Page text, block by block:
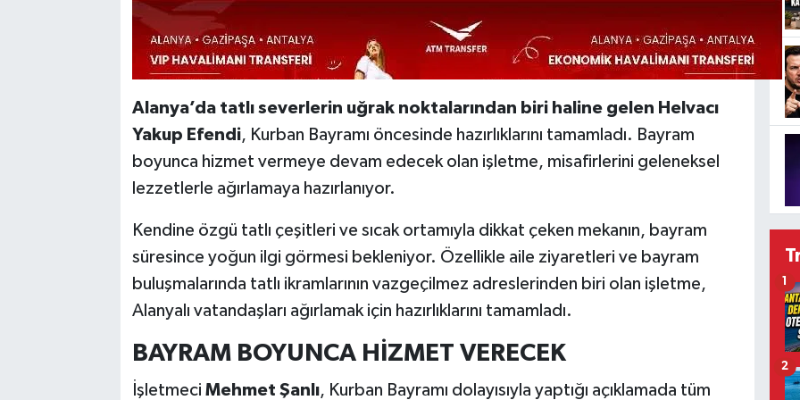
Alanya’da tatlı severlerin uğrak noktalarından biri haline gelen Helvacı
Yakup Efendi, Kurban Bayramı öncesinde hazırlıklarını tamamladı. Bayram
boyunca hizmet vermeye devam edecek olan işletme, misafirlerini geleneksel
lezzetlerle ağırlamaya hazırlanıyor.
Kendine özgü tatlı çeşitleri ve sıcak ortamıyla dikkat çeken mekanın, bayram
süresince yoğun ilgi görmesi bekleniyor. Özellikle aile ziyaretleri ve bayram
buluşmalarında tatlı ikramlarının vazgeçilmez adreslerinden biri olan işletme,
Alanyalı vatandaşları ağırlamak için hazırlıklarını tamamladı.
BAYRAM BOYUNCA HİZMET VERECEK
İşletmeci Mehmet Şanlı, Kurban Bayramı dolayısıyla yaptığı açıklamada tüm
1
2